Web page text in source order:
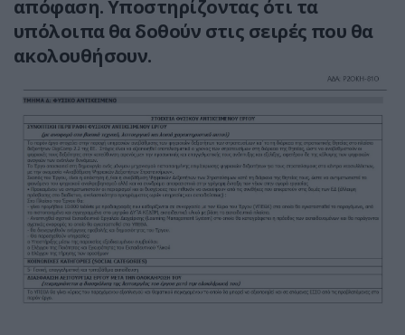
απόφαση. Υποστηρίζοντας ότι τα
υπόλοιπα θα δοθούν στις σειρές που θα
ακολουθήσουν.